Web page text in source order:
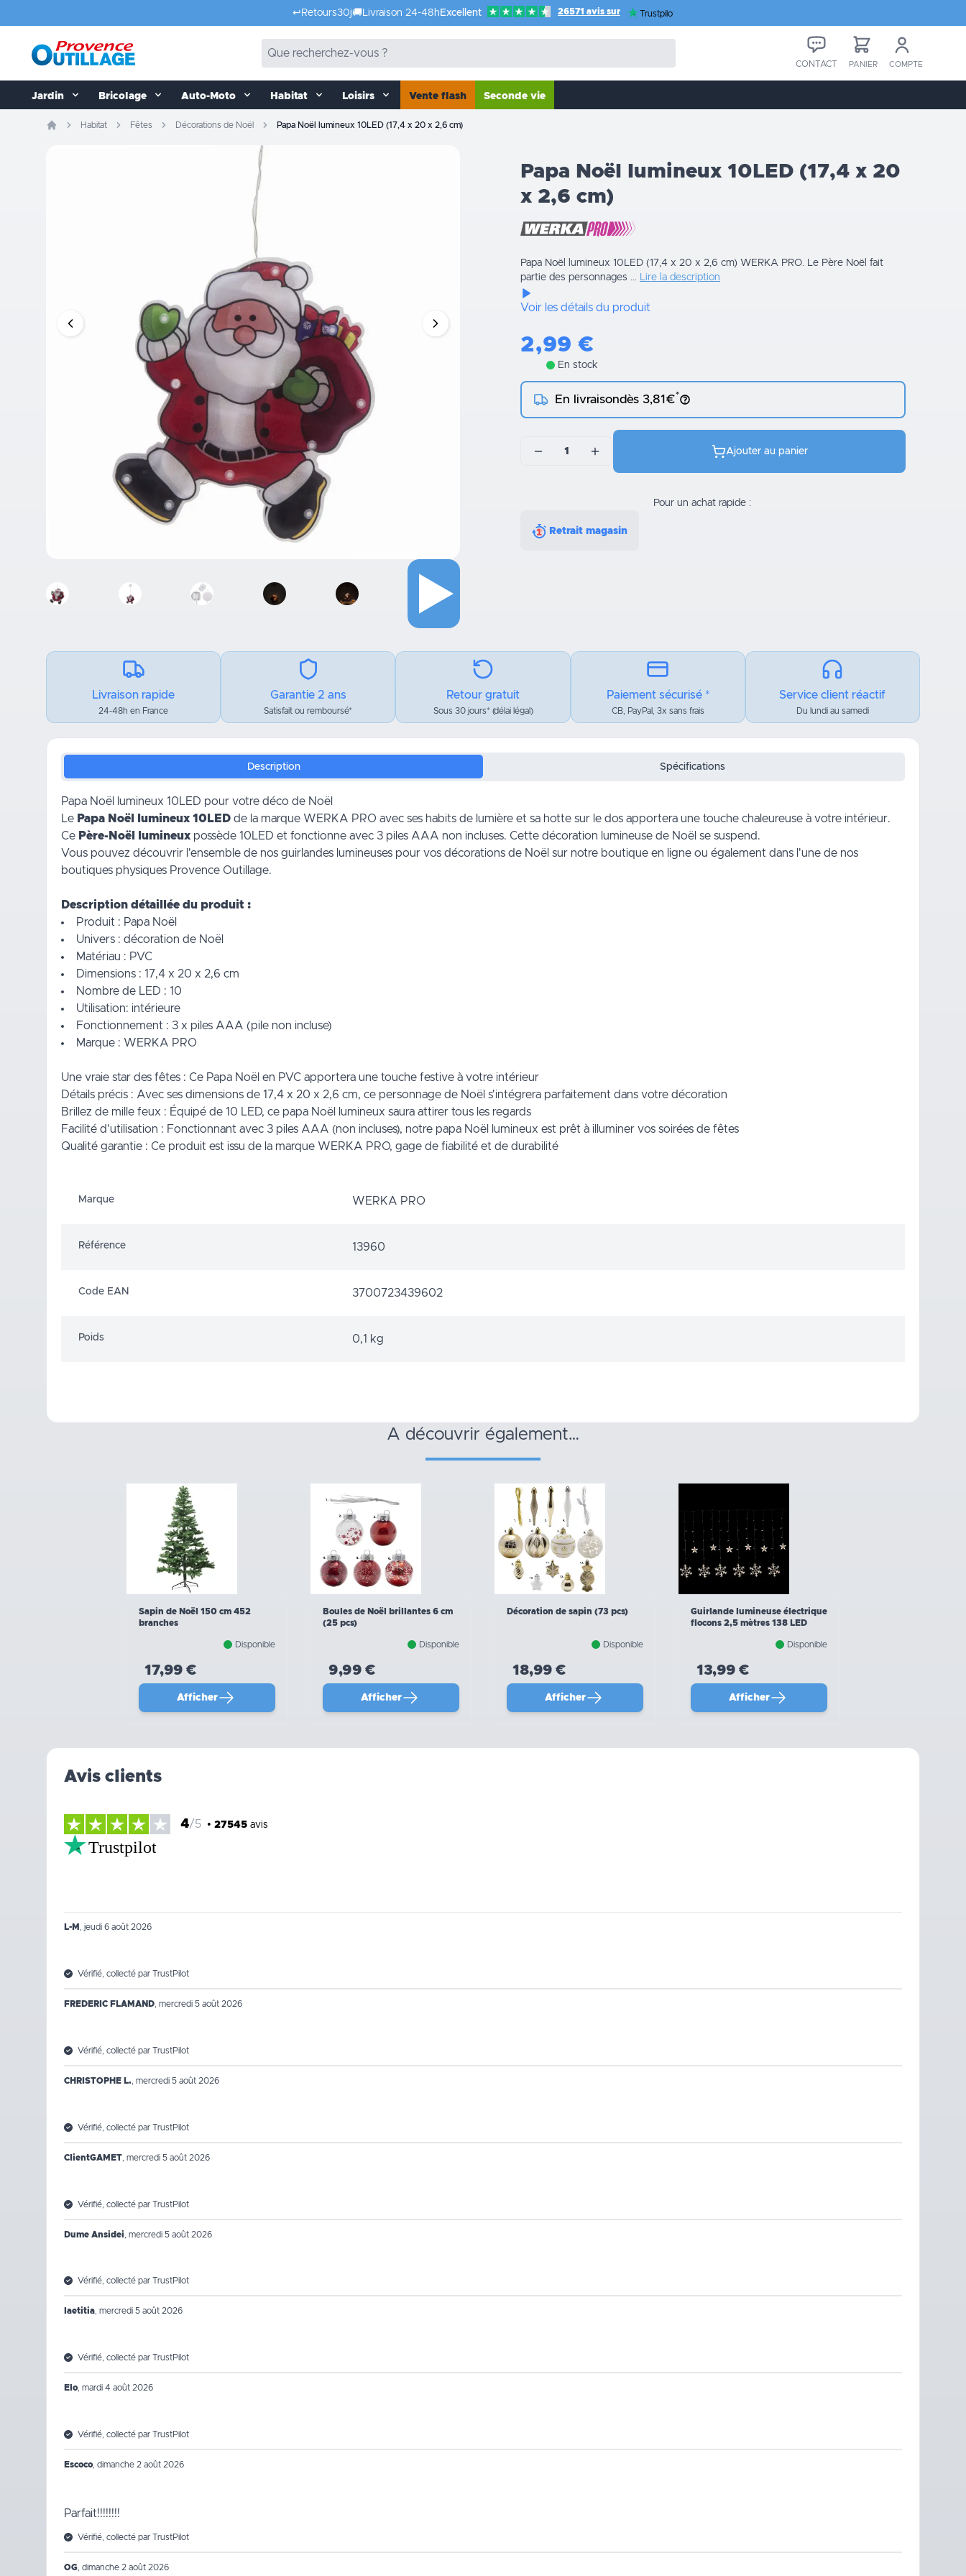
↩️ Retours30j🚚 Livraison 24-48h Excellent 26571 avis sur Trustpilot
CONTACT PANIER COMPTE
Jardin Bricolage Auto-Moto Habitat Loisirs Vente flash Seconde vie
Habitat Fêtes Décorations de Noël Papa Noël lumineux 10LED (17,4 x 20 x 2,6 cm)
Papa Noël lumineux 10LED (17,4 x 20
x 2,6 cm)
Papa Noël lumineux 10LED (17,4 x 20 x 2,6 cm) WERKA PRO. Le Père Noël fait
partie des personnages ...
Lire la description
Voir les détails du produit
2,99 €
En stock
En livraisondès 3,81€*
1 Ajouter au panier
Pour un achat rapide :
Retrait magasin
Livraison rapide
24-48h en France
Garantie 2 ans
Satisfait ou remboursé*
Retour gratuit
Sous 30 jours* (délai légal)
Paiement sécurisé *
CB, PayPal, 3x sans frais
Service client réactif
Du lundi au samedi
Description Spécifications
Papa Noël lumineux 10LED pour votre déco de Noël
Le Papa Noël lumineux 10LED de la marque WERKA PRO avec ses habits de lumière et sa hotte sur le dos apportera une touche chaleureuse à votre intérieur.
Ce Père-Noël lumineux possède 10LED et fonctionne avec 3 piles AAA non incluses. Cette décoration lumineuse de Noël se suspend.
Vous pouvez découvrir l'ensemble de nos guirlandes lumineuses pour vos décorations de Noël sur notre boutique en ligne ou également dans l'une de nos
boutiques physiques Provence Outillage.
Description détaillée du produit :
Produit : Papa Noël
Univers : décoration de Noël
Matériau : PVC
Dimensions : 17,4 x 20 x 2,6 cm
Nombre de LED : 10
Utilisation: intérieure
Fonctionnement : 3 x piles AAA (pile non incluse)
Marque : WERKA PRO
Une vraie star des fêtes : Ce Papa Noël en PVC apportera une touche festive à votre intérieur
Détails précis : Avec ses dimensions de 17,4 x 20 x 2,6 cm, ce personnage de Noël s'intégrera parfaitement dans votre décoration
Brillez de mille feux : Équipé de 10 LED, ce papa Noël lumineux saura attirer tous les regards
Facilité d'utilisation : Fonctionnant avec 3 piles AAA (non incluses), notre papa Noël lumineux est prêt à illuminer vos soirées de fêtes
Qualité garantie : Ce produit est issu de la marque WERKA PRO, gage de fiabilité et de durabilité
Marque WERKA PRO
Référence 13960
Code EAN 3700723439602
Poids 0,1 kg
a découvrir également…
Sapin de Noël 150 cm 452
branches
Disponible
17,99 €
Afficher
Boules de Noël brillantes 6 cm
(25 pcs)
Disponible
9,99 €
Afficher
Décoration de sapin (73 pcs)
Disponible
18,99 €
Afficher
Guirlande lumineuse électrique
flocons 2,5 mètres 138 LED
Disponible
13,99 €
Afficher
Avis clients
4/5 • 27545 avis
Trustpilot
L-M jeudi 6 août 2026
Vérifié, collecté par TrustPilot
FREDERIC FLAMAND mercredi 5 août 2026
Vérifié, collecté par TrustPilot
CHRISTOPHE L. mercredi 5 août 2026
Vérifié, collecté par TrustPilot
ClientGAMET mercredi 5 août 2026
Vérifié, collecté par TrustPilot
Dume Ansidei mercredi 5 août 2026
Vérifié, collecté par TrustPilot
laetitia mercredi 5 août 2026
Vérifié, collecté par TrustPilot
Elo, mardi 4 août 2026
Vérifié, collecté par TrustPilot
Escoco, dimanche 2 août 2026
Parfait!!!!!!!!
Vérifié, collecté par TrustPilot
OG dimanche 2 août 2026